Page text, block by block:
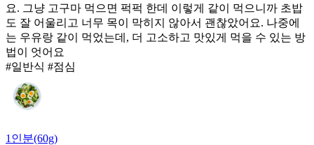
요. 그냥 고구마 먹으면 퍽퍽 한데 이렇게 같이 먹으니까 초밥
도 잘 어울리고 너무 목이 막히지 않아서 괜찮았어요. 나중에
는 우유랑 같이 먹었는데, 더 고소하고 맛있게 먹을 수 있는 방
법이 엇어요
#일반식 #점심
1인분(60g)